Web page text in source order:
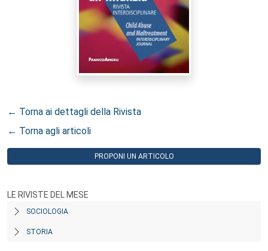
← Torna ai dettagli della Rivista
← Torna agli articoli
PROPONI UN ARTICOLO
LE RIVISTE DEL MESE
SOCIOLOGIA
STORIA